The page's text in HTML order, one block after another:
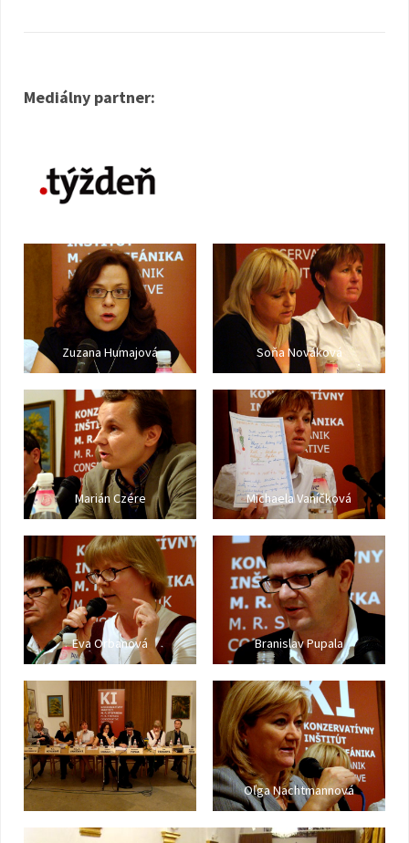
Mediálny partner:
Zuzana Humajová Soňa Nováková
Marián Czére Michaela Vaníčková
Eva Orbanová Branislav Pupala
Oľga Nachtmannová